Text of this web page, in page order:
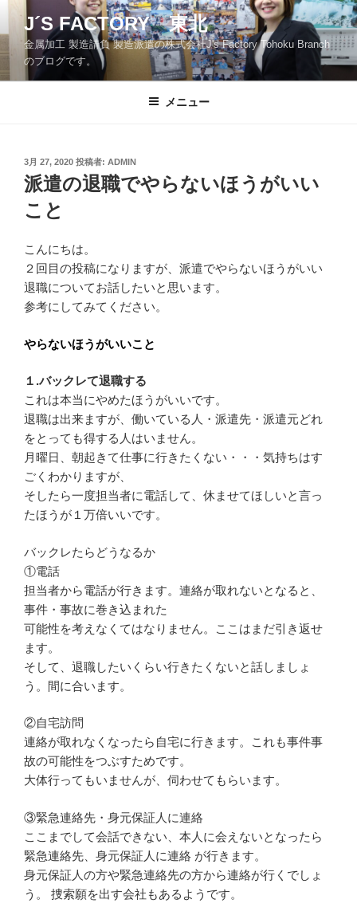
ツ
J´S FACTORY 東北
金属加工 製造請負 製造派遣の株式会社J's Factory Tohoku Branch
のブログです。
メニュー
投
稿
日:
3月 27, 2020 投稿者: ADMIN
派遣の退職でやらないほうがいい
こと
こんにちは。
２回目の投稿になりますが、派遣でやらないほうがいい
退職についてお話したいと思います。
参考にしてみてください。
やらないほうがいいこと
１.バックレて退職する
これは本当にやめたほうがいいです。
退職は出来ますが、働いている人・派遣先・派遣元どれ
をとっても得する人はいません。
月曜日、朝起きて仕事に行きたくない・・・気持ちはす
ごくわかりますが、
そしたら一度担当者に電話して、休ませてほしいと言っ
たほうが１万倍いいです。
バックレたらどうなるか
①電話
担当者から電話が行きます。連絡が取れないとなると、
事件・事故に巻き込まれた
可能性を考えなくてはなりません。ここはまだ引き返せ
ます。
そして、退職したいくらい行きたくないと話しましょ
う。間に合います。
②自宅訪問
連絡が取れなくなったら自宅に行きます。これも事件事
故の可能性をつぶすためです。
大体行ってもいませんが、伺わせてもらいます。
③緊急連絡先・身元保証人に連絡
ここまでして会話できない、本人に会えないとなったら
緊急連絡先、身元保証人に連絡 が行きます。
身元保証人の方や緊急連絡先の方から連絡が行くでしょ
う。 捜索願を出す会社もあるようです。